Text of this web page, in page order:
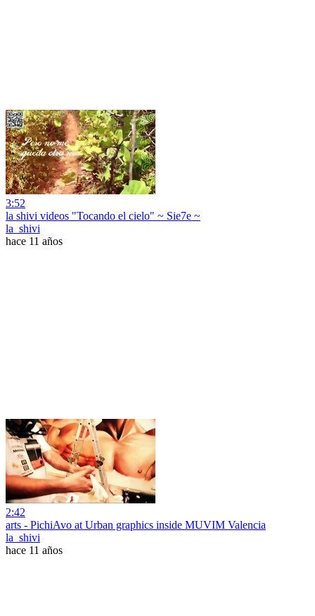
3:52
la shivi videos "Tocando el cielo" ~ Sie7e ~
la_shivi
hace 11 años
2:42
arts - PichiAvo at Urban graphics inside MUVIM Valencia
la_shivi
hace 11 años